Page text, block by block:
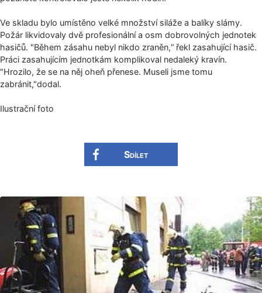
Ve skladu bylo umístěno velké množství siláže a balíky slámy.
Požár likvidovaly dvě profesionální a osm dobrovolných jednotek
hasičů. "Během zásahu nebyl nikdo zraněn,“ řekl zasahující hasič.
Práci zasahujícím jednotkám komplikoval nedaleký kravín.
"Hrozilo, že se na něj oheň přenese. Museli jsme tomu
zabránit,"dodal.
Ilustrační foto
Sdílet